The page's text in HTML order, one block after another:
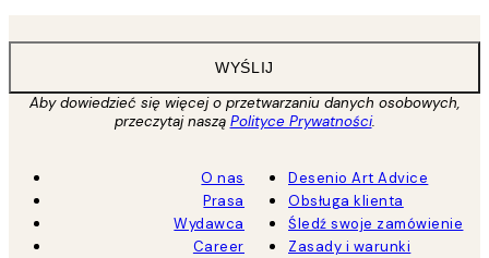
WYŚLIJ
Aby dowiedzieć się więcej o przetwarzaniu danych osobowych,
przeczytaj naszą Polityce Prywatności.
O nas
Prasa
Wydawca
Career
Desenio Art Advice
Obsługa klienta
Śledź swoje zamówienie
Zasady i warunki